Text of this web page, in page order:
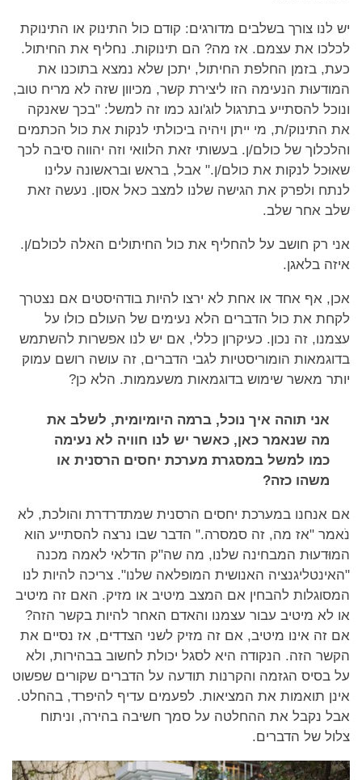
יש לנו צורך בשלבים מדורגים: קודם כול התינוק או התינוקת
לכלכו את עצמם. אז מה? הם תינוקות. נחליף את החיתול.
כעת, בזמן החלפת החיתול, יתכן שלא נמצא בתוכנו את
המודעוּת הנעימה הזו ליצירת קשר, מכיוון שזה לא מריח טוב,
ונוכל להסתייע בתרגול לוג'ונג כמו זה למשל: "בכך שאנקה
את התינוק/ת, מי ייתן ויהיה ביכולתי לנקות את כול הכתמים
והלכלוך של כולם/ן. בעשותי זאת הלוואי וזה יהווה סיבה לכך
שאוּכל לנקות את כולם/ן." אבל, בראש ובראשונה עלינו
לנתח ולפרק את הגישה שלנו למצב כאל אסון. נעשה זאת
שלב אחר שלב.
אני רק חושב על להחליף את כול החיתולים האלה לכולם/ן.
איזה בלאגן.
אכן, אף אחד או אחת לא ירצו להיות בודהיסטים אם נצטרך
לקחת את כול הדברים הלא נעימים של העולם כולו על
עצמנו, זה נכון. כעיקרון כללי, אם יש לנו אפשרות להשתמש
בדוגמאות הומוריסטיות לגבי הדברים, זה עושה רושם עמוק
יותר מאשר שימוש בדוגמאות משעממות. הלא כן?
אני תוהה איך נוכל, ברמה היומיומית, לשלב את
מה שנאמר כאן, כאשר יש לנו חוויה לא נעימה
כמו למשל במסגרת מערכת יחסים הרסנית או
משהו כזה?
אם אנחנו במערכת יחסים הרסנית שמתדרדרת והולכת, לא
נֹאמר "אז מה, זה סמסרה." הדבר שבו נרצה להסתייע הוא
המוּדעוּת המבחינה שלנו, מה שה"ק הדלאי לאמה מכנה
"האינטליגנציה האנושית המופלאה שלנו". צריכה להיות לנו
המסוגלות להבחין אם המצב מיטיב או מזיק. האם זה מיטיב
או לא מיטיב עבור עצמנו והאדם האחר להיות בקשר הזה?
אם זה אינו מיטיב, אם זה מזיק לשני הצדדים, אז נסיים את
הקשר הזה. הנקודה היא לסגל יכולת לחשוב בבהירות, ולא
על בסיס הגזמה והקרנות תודעה על הדברים שקורים שפשוט
אינן תואמות את המציאות. לפעמים עדיף להיפרד, בהחלט.
אבל נקבל את ההחלטה על סמך חשיבה בהירה, וניתוח
צלול של הדברים.